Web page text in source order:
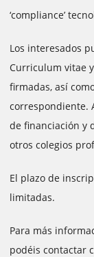
‘compliance’
Los interesados
Curriculum vitae
firmadas, así
correspondiente.
de financiación y
otros colegios
El plazo de
limitadas.
Para más
podéis contactar